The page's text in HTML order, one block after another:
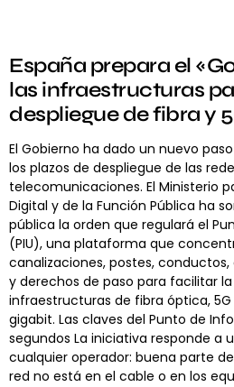
España prepara el
las infraestructuras
despliegue de fibra y
El Gobierno ha dado un nuevo
los plazos de despliegue de las
telecomunicaciones. El Ministerio
Digital y de la Función Pública ha
pública la orden que regulará el
(PIU), una plataforma que
canalizaciones, postes,
y derechos de paso para facilitar
infraestructuras de fibra óptica,
gigabit. Las claves del Punto de
segundos La iniciativa responde a
cualquier operador: buena parte
red no está en el cable o en los